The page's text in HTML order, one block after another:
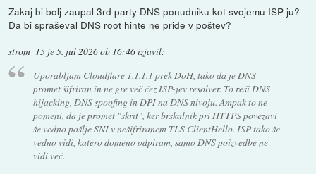
Zakaj bi bolj zaupal 3rd party DNS ponudniku kot svojemu ISP-ju?
Da bi spraševal DNS root hinte ne pride v poštev?
strom_15 je5. jul 2026 ob 16:46izjavil:
Uporabljam Cloudflare 1.1.1.1 prek DoH, tako da je DNS
promet šifriran in ne gre več čez ISP-jev resolver. To reši DNS
hijacking, DNS spoofing in DPI na DNS nivoju. Ampak to ne
pomeni, da je promet "skrit", ker brskalnik pri HTTPS povezavi
še vedno pošlje SNI v nešifriranem TLS ClientHello. ISP tako še
vedno vidi, katero domeno odpiram, samo DNS poizvedbe ne
vidi več.